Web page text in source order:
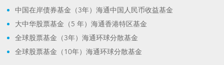
中国在岸债券基金（3年）海通中国人民币收益基金
大中华股票基金（5 年）海通香港特区基金
全球股票基金（3年）海通环球分散基金
全球股票基金（10年）海通环球分散基金